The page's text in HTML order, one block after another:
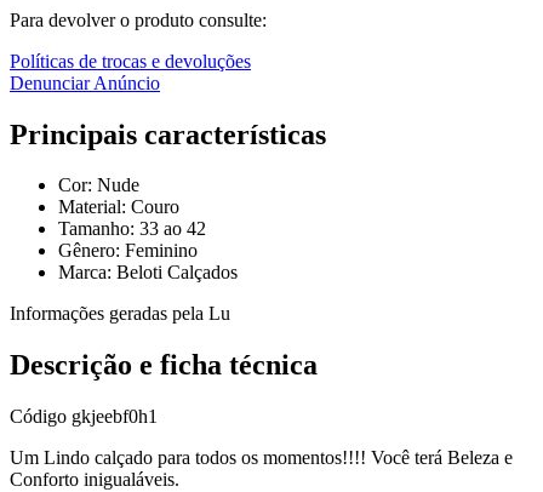
Para devolver o produto consulte:
Políticas de trocas e devoluções
Denunciar Anúncio
Principais características
Cor: Nude
Material: Couro
Tamanho: 33 ao 42
Gênero: Feminino
Marca: Beloti Calçados
Informações geradas pela Lu
Descrição e ficha técnica
Código gkjeebf0h1
Um Lindo calçado para todos os momentos!!!! Você terá Beleza e
Conforto inigualáveis.